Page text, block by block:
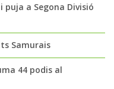
puja a Segona Divisió
Samurais
44 podis al